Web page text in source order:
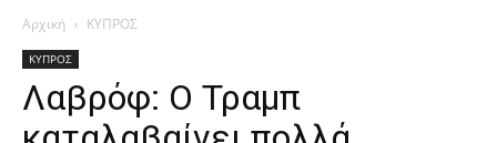
Αρχική ΚΥΠΡΟΣ
ΚΥΠΡΟΣ
Λαβρόφ: Ο Τραμπ